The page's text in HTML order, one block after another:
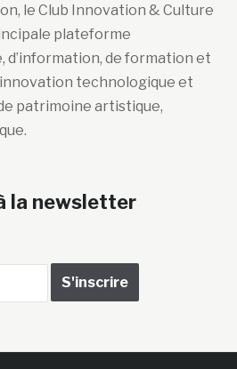
le Club Innovation & Culture
plateforme
d’information, de formation et
technologique et
patrimoine artistique,
la newsletter